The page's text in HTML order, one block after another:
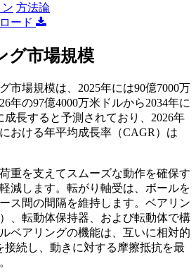
方法論
ード
グ市場規模
市場規模は、2025年には90億7000万
年の97億4000万米ドルから2034年に
成長すると予測されており、2026年
おける年平均成長率（CAGR）は
重を支えてスムーズな動作を確保す
減します。転がり軸受は、ボールを
ス間の間隔を維持します。ベアリン
、転動体保持器、および転動体で構
ベアリングの機能は、互いに相対的
接続し、動きに対する摩擦抵抗を最